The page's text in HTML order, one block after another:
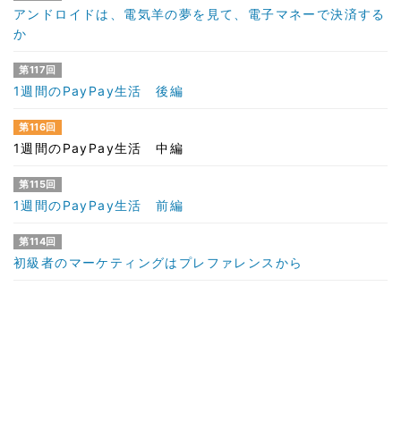
アンドロイドは、電気羊の夢を見て、電子マネーで決済する
か
第117回
1週間のPayPay生活 後編
第116回
1週間のPayPay生活 中編
第115回
1週間のPayPay生活 前編
第114回
初級者のマーケティングはプレファレンスから